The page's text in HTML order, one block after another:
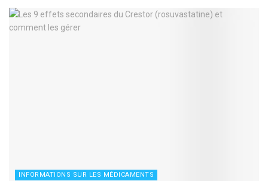
INFORMATIONS SUR LES MÉDICAMENTS